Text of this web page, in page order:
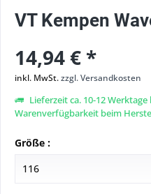
VT Kempen
14,94 € *
inkl. MwSt.zzgl. Versandkosten
Lieferzeit ca. 10-12 Werktage
Warenverfügbarkeit beim
Größe :